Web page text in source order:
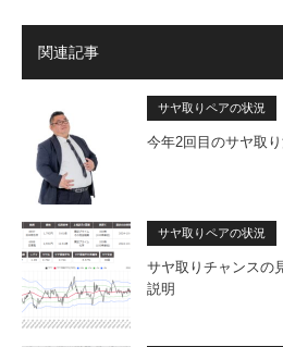
関連記事
サヤ取りペアの状況
今年2回目のサヤ取
サヤ取りペアの状況
サヤ取りチャンスの
説明